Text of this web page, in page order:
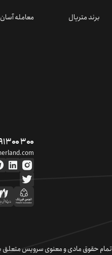
برند متریال معامله آسان
۰۲۱ ۹۱
تمام حقوق مادی و معنوی سرویس متعلق